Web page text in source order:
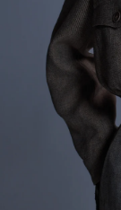
めます。
FOLLOW US